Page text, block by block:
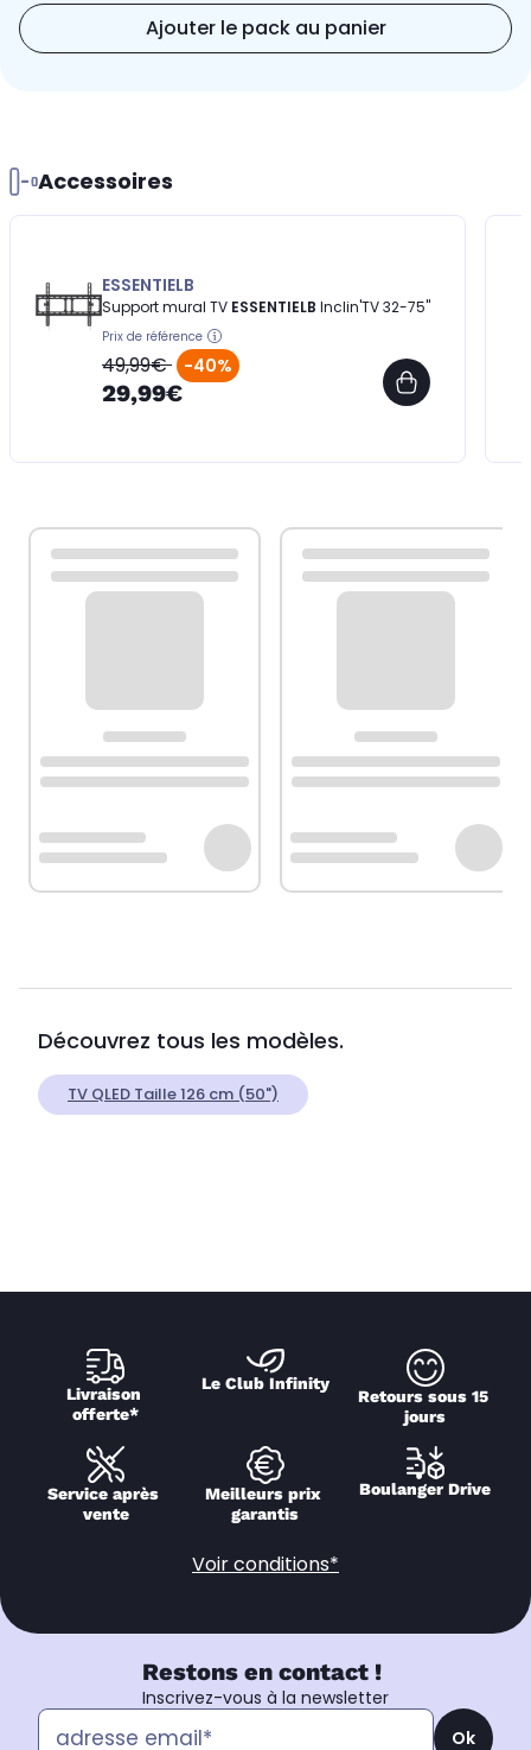
Ajouter le pack au panier
Accessoires
ESSENTIELB
Support mural TV ESSENTIELB Inclin'TV 32-75''
Prix de référence
49,99€ -40%
29,99€
Découvrez tous les modèles.
TV QLED Taille 126 cm (50")
Livraison
offerte*
Le Club Infinity
Retours sous 15
jours
Service après
vente
Meilleurs prix
garantis
Boulanger Drive
Voir conditions*
Restons en contact !
Inscrivez-vous à la newsletter
Ok